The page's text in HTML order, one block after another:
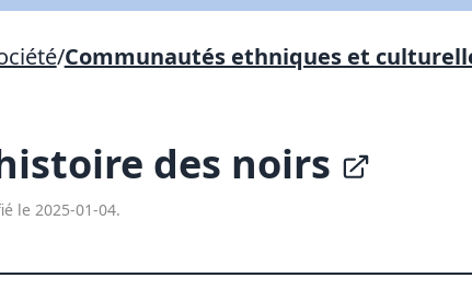
/Communautés ethniques et
des noirs
le 2025-01-04.
X Fermer Envoyez
Copier lien
X Fermer